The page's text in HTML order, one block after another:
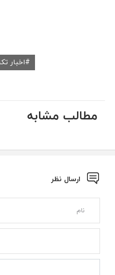
اخبار
مطالب مشابه
ارسال نظر